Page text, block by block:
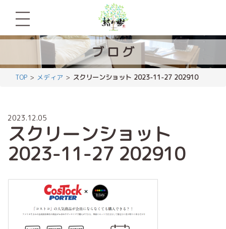
ブロ グ
TOP メディア スクリーンショット 2023-11-27 202910
2023.12.05
スクリーンショット
2023-11-27 202910